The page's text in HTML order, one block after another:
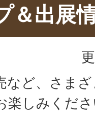
＆出展
など、さま
楽しみくだ